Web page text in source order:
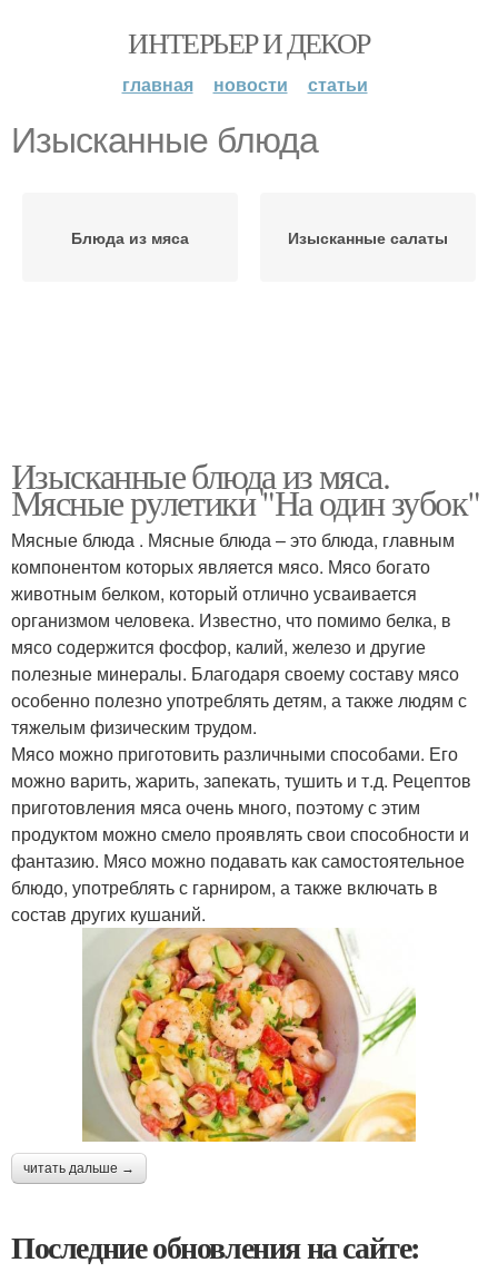
ИНТЕРЬЕР И ДЕКОР
главная новости статьи
Изысканные блюда
Блюда из мяса Изысканные салаты
Изысканные блюда из мяса.
Мясные рулетики "На один зубок"
Мясные блюда . Мясные блюда – это блюда, главным
компонентом которых является мясо. Мясо богато
животным белком, который отлично усваивается
организмом человека. Известно, что помимо белка, в
мясо содержится фосфор, калий, железо и другие
полезные минералы. Благодаря своему составу мясо
особенно полезно употреблять детям, а также людям с
тяжелым физическим трудом.
Мясо можно приготовить различными способами. Его
можно варить, жарить, запекать, тушить и т.д. Рецептов
приготовления мяса очень много, поэтому с этим
продуктом можно смело проявлять свои способности и
фантазию. Мясо можно подавать как самостоятельное
блюдо, употреблять с гарниром, а также включать в
состав других кушаний.
читать дальше →
Последние обновления на сайте: